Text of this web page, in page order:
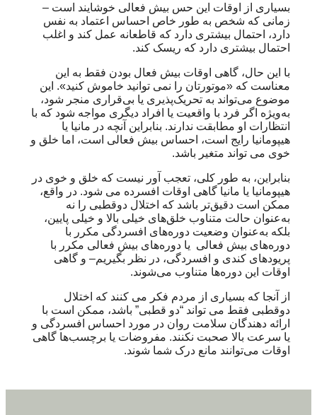
بسیاری از اوقات این حس بیش فعالی خوشایند است –
زمانی که شخص به طور خاص احساس اعتماد به نفس
دارد، احتمال بیشتری دارد که قاطعانه عمل کند و اغلب
احتمال بیشتری دارد که ریسک کند.
با این حال، گاهی اوقات بیش فعال بودن فقط به این
معناست که «موتورتان را نمی توانید خاموش کنید». این
موضوع می‌تواند به تحریک‌پذیری یا بی‌قراری منجر شود،
به‌ویژه اگر فرد با واقعیت یا افراد دیگری مواجه شود که با
انتظارات او مطابقت ندارند. بنابراین آنچه در مانیا یا
هیپومانیا رایج است، احساس بیش فعالی است، اما خلق و
خوی می تواند متغیر باشد.
بنابراین، به طور کلی، تعجب آور نیست که خلق و خوی در
هیپومانیا یا مانیا گاهی اوقات افسرده می شود. در واقع،
ممکن است دقیق‌تر باشد که اختلال دوقطبی را نه
به‌عنوان حالت متناوب خلق‌های خیلی بالا و خیلی پایین،
بلکه به‌عنوان وضعیت دوره‌های افسردگی مکرر با
دوره‌های بیش فعالی یا دوره‌های بیش فعالی مکرر با
پریودهای کندی و افسردگی، در نظر بگیریم– و گاهی
اوقات این دوره‌ها متناوب می‌شوند.
از آنجا که بسیاری از مردم فکر می کنند که اختلال
دوقطبی فقط می تواند “دو قطبی” باشد، ممکن است با
ارائه دهندگان سلامت روان در مورد احساس افسردگی و
یا سرعت بالا صحبت نکنند. مفروضات یا برچسب‌ها گاهی
اوقات می‌توانند مانع درک شما شوند.